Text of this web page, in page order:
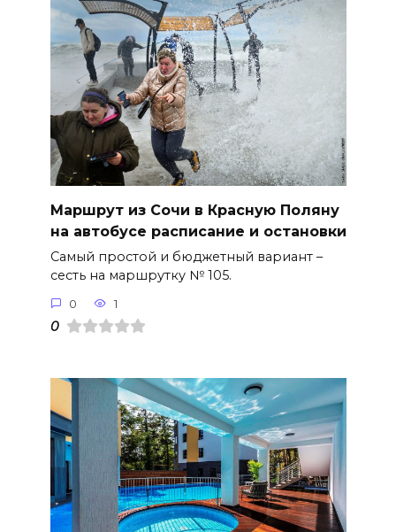
Маршрут из Сочи в Красную Поляну
на автобусе расписание и остановки
Самый простой и бюджетный вариант –
сесть на маршрутку № 105.
0 1
0